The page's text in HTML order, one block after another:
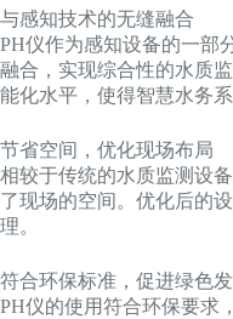
与感知技术的无缝融合
PH仪作为感知设备的一部
融合，实现综合性的水质
能化水平，使得智慧水务系
节省空间，优化现场布局
相较于传统的水质监测设
了现场的空间。优化后的
理。
符合环保标准，促进绿色
PH仪的使用符合环保要求